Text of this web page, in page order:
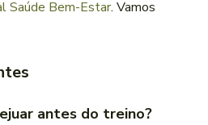
Saúde Bem-Estar. Vamos
antes do treino?